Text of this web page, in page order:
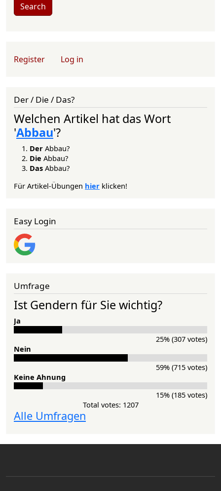
Search
User account menu
Register Log in
Der / Die / Das?
Welchen Artikel hat das Wort
'Abbau'?
Der Abbau?
Die Abbau?
Das Abbau?
Für Artikel-Übungen hier klicken!
Easy Login
Umfrage
Ist Gendern für Sie wichtig?
Ja
25% (307 votes)
Nein
59% (715 votes)
Keine Ahnung
15% (185 votes)
Total votes: 1207
Alle Umfragen